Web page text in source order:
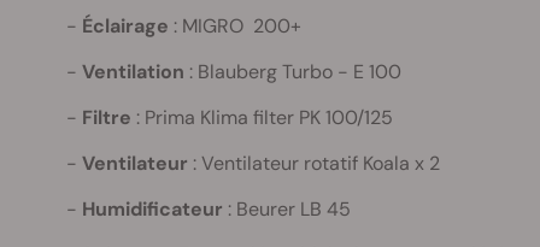
Éclairage : MIGRO 200+
Ventilation : Blauberg Turbo - E 100
Filtre : Prima Klima filter PK 100/125
Ventilateur : Ventilateur rotatif Koala x 2
Humidificateur : Beurer LB 45